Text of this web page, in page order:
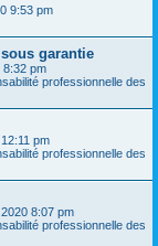
9:53 pm
garantie
8:32 pm
professionnelle des
pm
professionnelle des
8:07 pm
professionnelle des